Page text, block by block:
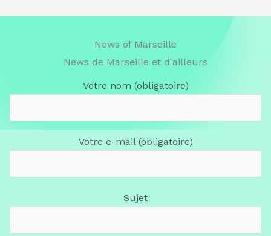
News of Marseille
News de Marseille et d'ailleurs
Votre nom (obligatoire)
Votre e-mail (obligatoire)
Sujet